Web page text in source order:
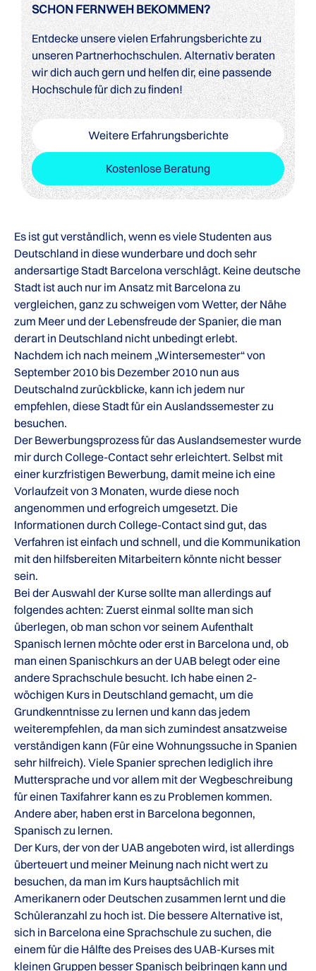
SCHON FERNWEH BEKOMMEN?
Entdecke unsere vielen Erfahrungsberichte zu
unseren Partnerhochschulen. Alternativ beraten
wir dich auch gern und helfen dir, eine passende
Hochschule für dich zu finden!
Weitere Erfahrungsberichte
Kostenlose Beratung
Es ist gut verständlich, wenn es viele Studenten aus
Deutschland in diese wunderbare und doch sehr
andersartige Stadt Barcelona verschlägt. Keine deutsche
Stadt ist auch nur im Ansatz mit Barcelona zu
vergleichen, ganz zu schweigen vom Wetter, der Nähe
zum Meer und der Lebensfreude der Spanier, die man
derart in Deutschland nicht unbedingt erlebt.
Nachdem ich nach meinem „Wintersemester“ von
September 2010 bis Dezember 2010 nun aus
Deutschalnd zurückblicke, kann ich jedem nur
empfehlen, diese Stadt für ein Auslandssemester zu
besuchen.
Der Bewerbungsprozess für das Auslandsemester wurde
mir durch College-Contact sehr erleichtert. Selbst mit
einer kurzfristigen Bewerbung, damit meine ich eine
Vorlaufzeit von 3 Monaten, wurde diese noch
angenommen und erfogreich umgesetzt. Die
Informationen durch College-Contact sind gut, das
Verfahren ist einfach und schnell, und die Kommunikation
mit den hilfsbereiten Mitarbeitern könnte nicht besser
sein.
Bei der Auswahl der Kurse sollte man allerdings auf
folgendes achten: Zuerst einmal sollte man sich
überlegen, ob man schon vor seinem Aufenthalt
Spanisch lernen möchte oder erst in Barcelona und, ob
man einen Spanischkurs an der UAB belegt oder eine
andere Sprachschule besucht. Ich habe einen 2-
wöchigen Kurs in Deutschland gemacht, um die
Grundkenntnisse zu lernen und kann das jedem
weiterempfehlen, da man sich zumindest ansatzweise
verständigen kann (Für eine Wohnungssuche in Spanien
sehr hilfreich). Viele Spanier sprechen lediglich ihre
Muttersprache und vor allem mit der Wegbeschreibung
für einen Taxifahrer kann es zu Problemen kommen.
Andere aber, haben erst in Barcelona begonnen,
Spanisch zu lernen.
Der Kurs, der von der UAB angeboten wird, ist allerdings
überteuert und meiner Meinung nach nicht wert zu
besuchen, da man im Kurs hauptsächlich mit
Amerikanern oder Deutschen zusammen lernt und die
Schüleranzahl zu hoch ist. Die bessere Alternative ist,
sich in Barcelona eine Sprachschule zu suchen, die
einem für die Hälfte des Preises des UAB-Kurses mit
kleinen Gruppen besser Spanisch beibringen kann und